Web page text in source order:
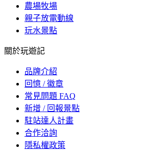
農場牧場
親子放電動線
玩水景點
關於玩遊記
品牌介紹
回憶 / 徽章
常見問題 FAQ
新增 / 回報景點
駐站達人計畫
合作洽詢
隱私權政策